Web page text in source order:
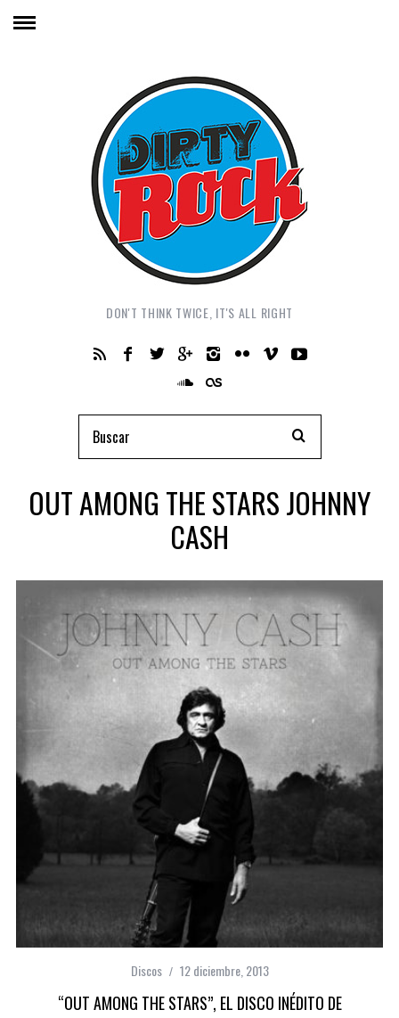
DON'T THINK TWICE, IT'S ALL RIGHT
OUT AMONG THE STARS JOHNNY
CASH
Discos 12 diciembre, 2013
“OUT AMONG THE STARS”, EL DISCO INÉDITO DE